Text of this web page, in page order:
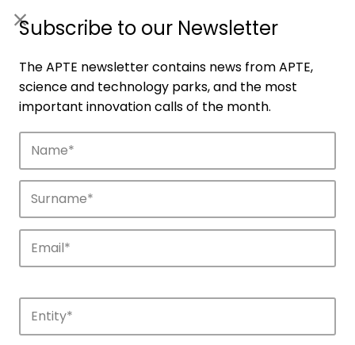
Companies
Discover the companies that drive
Subscribe to our Newsletter
The APTE newsletter contains news from APTE,
science and technology parks, and the most
important innovation calls of the month.